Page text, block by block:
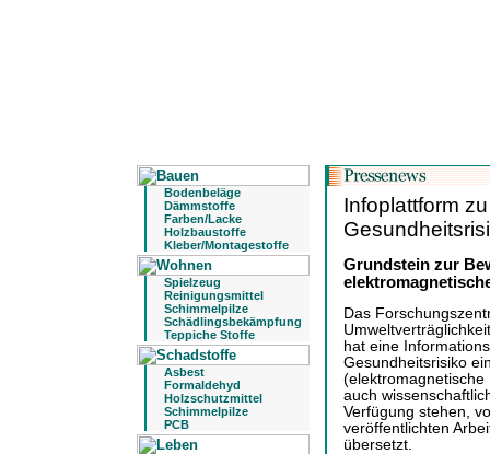
Bodenbeläge
Dämmstoffe
Farben/Lacke
Holzbaustoffe
Kleber/Montagestoffe
Spielzeug
Reinigungsmittel
Schimmelpilze
Schädlingsbekämpfung
Teppiche Stoffe
Asbest
Formaldehyd
Holzschutzmittel
Schimmelpilze
PCB
Infoplattform
Grundstein zur
Das
hat eine
Gesundheitsrisiko
auch
Verfügung stehen,
veröffentlichten
übersetzt.